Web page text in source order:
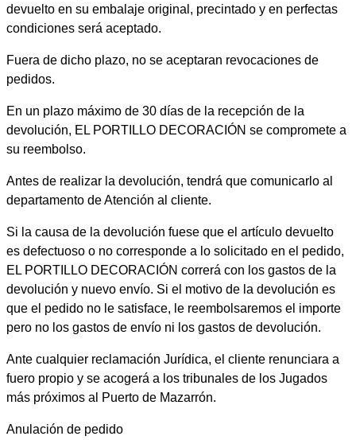
devuelto en su embalaje original, precintado y en perfectas
condiciones será aceptado.
Fuera de dicho plazo, no se aceptaran revocaciones de
pedidos.
En un plazo máximo de 30 días de la recepción de la
devolución, EL PORTILLO DECORACIÓN se compromete a
su reembolso.
Antes de realizar la devolución, tendrá que comunicarlo al
departamento de Atención al cliente.
Si la causa de la devolución fuese que el artículo devuelto
es defectuoso o no corresponde a lo solicitado en el pedido,
EL PORTILLO DECORACIÓN correrá con los gastos de la
devolución y nuevo envío. Si el motivo de la devolución es
que el pedido no le satisface, le reembolsaremos el importe
pero no los gastos de envío ni los gastos de devolución.
Ante cualquier reclamación Jurídica, el cliente renunciara a
fuero propio y se acogerá a los tribunales de los Jugados
más próximos al Puerto de Mazarrón.
Anulación de pedido